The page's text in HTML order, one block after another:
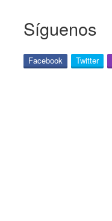
Síguenos
Facebook Twitter